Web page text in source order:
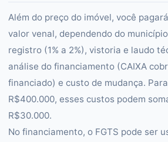
Além do preço do imóvel, você
valor venal, dependendo do
registro (1% a 2%), vistoria e laudo
análise do financiamento (CAIXA
financiado) e custo de mudança.
R$400.000, esses custos podem
R$30.000.
No financiamento, o FGTS pode ser